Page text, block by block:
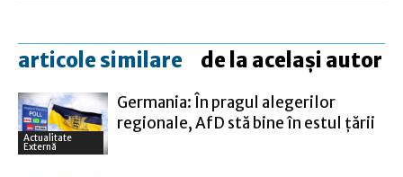
articole similare de la același autor
Actualitate
Externă
Germania: În pragul alegerilor
regionale, AfD stă bine în estul ţării